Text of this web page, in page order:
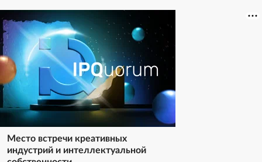
Место встречи креативных
индустрий и интеллектуальной